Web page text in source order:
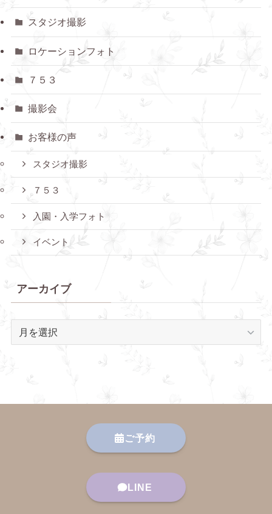
スタジオ撮影
ロケーションフォト
７５３
撮影会
お客様の声
スタジオ撮影
７５３
入園・入学フォト
イベント
アーカイブ
ご予約
LINE